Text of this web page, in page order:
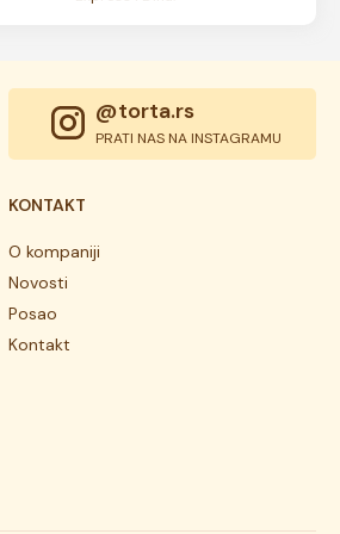
@torta.rs
PRATI NAS NA INSTAGRAMU
KONTAKT
O kompaniji
Novosti
Posao
Kontakt